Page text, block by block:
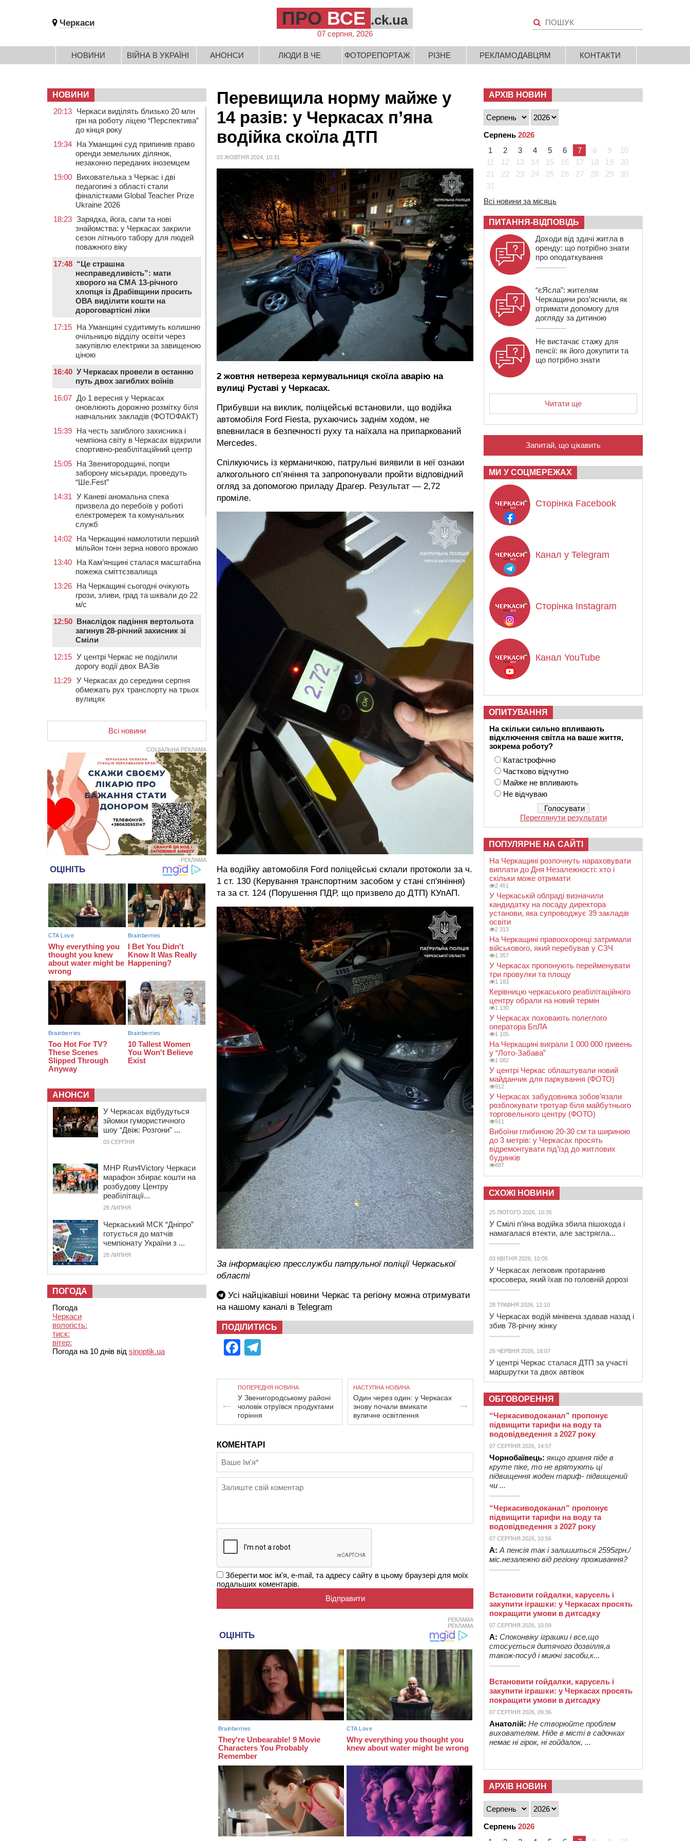
Черкаси ПРО ВСЕ .ck.ua
07 серпня, 2026
НОВИНИ ВІЙНА В УКРАЇНІ АНОНСИ ЛЮДИ В ЧЕ ФОТОРЕПОРТАЖ РІЗНЕ РЕКЛАМОДАВЦЯМ КОНТАКТИ
Перевищила норму майже у
14 разів: у Черкасах п’яна
водійка скоїла ДТП
03 ЖОВТНЯ 2024, 10:31
2 жовтня нетвереза кермувальниця скоїла аварію на
вулиці Руставі у Черкасах.
Прибувши на виклик, поліцейські встановили, що водійка
автомобіля Ford Fiesta, рухаючись заднім ходом, не
впевнилася в безпечності руху та наїхала на припаркований
Mercedes.
Спілкуючись із керманичкою, патрульні виявили в неї ознаки
алкогольного сп’яніння та запропонували пройти відповідний
огляд за допомогою приладу Драгер. Результат — 2,72
проміле.
На водійку автомобіля Ford поліцейські склали протоколи за ч.
1 ст. 130 (Керування транспортним засобом у стані сп'яніння)
та за ст. 124 (Порушення ПДР, що призвело до ДТП) КУпАП.
За інформацією пресслужби патрульної поліції Черкаської
області
Усі найцікавіші новини Черкас та регіону можна отримувати
на нашому каналі в Telegram
ПОДІЛИТИСЬ
Facebook
ПОПЕРЕДНЯ НОВИНА
У Звенигородському районі
чоловік отруївся продуктами
горіння
НАСТУПНА НОВИНА
Один через один: у Черкасах
знову почали вмикати
вуличне освітлення
КОМЕНТАРІ
Зберегти моє ім'я, e-mail, та адресу сайту в цьому браузері для моїх
подальших коментарів.
РЕКЛАМА
РЕКЛАМА
НОВИНИ
20:13 Черкаси виділять близько 20 млн
грн на роботу ліцею “Перспектива”
до кінця року
19:34 На Уманщині суд припинив право
оренди земельних ділянок,
незаконно переданих іноземцем
19:00 Вихователька з Черкас і дві
педагогині з області стали
фіналістками Global Teacher Prize
Ukraine 2026
18:23 Зарядка, йога, сапи та нові
знайомства: у Черкасах закрили
сезон літнього табору для людей
поважного віку
17:48 “Це страшна
несправедливість”: мати
хворого на СМА 13-річного
хлопця із Драбівщини просить
ОВА виділити кошти на
дороговартісні ліки
17:15 На Уманщині судитимуть колишню
очільницю відділу освіти через
закупівлю електрики за завищеною
ціною
16:40 У Черкасах провели в останню
путь двох загиблих воїнів
16:07 До 1 вересня у Черкасах
оновлюють дорожню розмітку біля
навчальних закладів (ФОТОФАКТ)
15:39 На честь загиблого захисника і
чемпіона світу в Черкасах відкрили
спортивно-реабілітаційний центр
15:05 На Звенигородщині, попри
заборону міськради, проведуть
“Ше.Fest”
14:31 У Каневі аномальна спека
призвела до перебоїв у роботі
електромереж та комунальних
служб
14:02 На Черкащині намолотили перший
мільйон тонн зерна нового врожаю
13:40 На Кам’янщині сталася масштабна
пожежа сміттєзвалища
13:26 На Черкащині сьогодні очікують
грози, зливи, град та шквали до 22
м/с
12:50 Внаслідок падіння вертольота
загинув 28-річний захисник зі
Сміли
12:15 У центрі Черкас не поділили
дорогу водії двох ВАЗів
11:29 У Черкасах до середини серпня
обмежать рух транспорту на трьох
вулицях
збільшилась уп’ятеро з початку
повномасштабної війни
У Черкасах водій Audi Q5
спричинив аварію, не пропустивши
інший кросовер
09:42 “Черкасиводоканал” пропонує
підвищити тарифи на воду та
водовідведення з 2027 року
09:08
Встановити гойдалки, карусель і
закупити іграшки: у Черкасах
просять покращити умови в
дитсадку
громаду повертається полеглий
07:30
Понад 968 мільйонів гривень
земельного податку сплатили на
Черкащині
06 СЕРПНЯ 2026, ЧЕТВЕР
21:13 Вісім медалей, з яких чотири
золоті: черкаські спортсмени
тріумфували на чемпіонаті України
20:31
протримається ще день
Всі новини
СОЦІАЛЬНА РЕКЛАМА
РЕКЛАМА
АНОНСИ
У Черкасах відбудуться
зйомки гумористичного
шоу “Двіж: Розгони” ...
03 СЕРПНЯ
MHP Run4Victory Черкаси
марафон збирає кошти на
розбудову Центру
реабілітації...
28 ЛИПНЯ
Черкаський МСК “Дніпро”
готується до матчів
чемпіонату України з ...
28 ЛИПНЯ
ПОГОДА
Погода
Черкаси
вологість:
тиск:
вітер:
Погода на 10 днів від sinoptik.ua
АРХІВ НОВИН
Серпень 2026
1
2 3 4 5 6 7 8 9
10
11
12 13 14 15 16 17 18 19
20
21
22 23 24 25 26 27 28 29
30
31
Всі новини за місяць
ПИТАННЯ-ВІДПОВІДЬ
Доходи від здачі житла в
оренду: що потрібно знати
про оподаткування
“єЯсла”: жителям
Черкащини роз’яснили, як
отримати допомогу для
догляду за дитиною
Не вистачає стажу для
пенсії: як його докупити та
що потрібно знати
Читати ще
Запитай, що цікавить
МИ У СОЦМЕРЕЖАХ
Сторінка Facebook
Канал у Telegram
Сторінка Instagram
Канал YouTube
ОПИТУВАННЯ
На скільки сильно впливають
відключення світла на ваше життя,
зокрема роботу?
Катастрофічно
Частково відчутно
Майже не впливають
Не відчуваю
Переглянути результати
ПОПУЛЯРНЕ НА САЙТІ
На Черкащині розпочнуть нараховувати
виплати до Дня Незалежності: хто і
скільки може отримати
2 451
У Черкаській облраді визначили
кандидатку на посаду директора
установи, яка супроводжує 39 закладів
освіти
2 313
На Черкащині правоохоронці затримали
військового, який перебував у СЗЧ
1 357
У Черкасах пропонують перейменувати
три провулки та площу
1 183
Керівницю черкаського реабілітаційного
центру обрали на новий термін
1 130
У Черкасах поховають полеглого
оператора БпЛА
1 105
На Черкащині виграли 1 000 000 гривень
у “Лото-Забава”
1 082
У центрі Черкас облаштували новий
майданчик для паркування (ФОТО)
912
У Черкасах забудовника зобов’язали
розблокувати тротуар біля майбутнього
торговельного центру (ФОТО)
911
Вибоїни глибиною 20-30 см та шириною
до 3 метрів: у Черкасах просять
відремонтувати під’їзд до житлових
будинків
887
СХОЖІ НОВИНИ
25 ЛЮТОГО 2026, 10:35
У Смілі п’яна водійка збила пішохода і
намагалася втекти, але застрягла...
03 КВІТНЯ 2026, 10:05
У Черкасах легковик протаранив
кросовера, який їхав по головній дорозі
28 ТРАВНЯ 2026, 12:10
У Черкасах водій мінівена здавав назад і
збив 78-річну жінку
26 ЧЕРВНЯ 2026, 18:07
У центрі Черкас сталася ДТП за участі
маршрутки та двох автівок
ОБГОВОРЕННЯ
“Черкасиводоканал” пропонує
підвищити тарифи на воду та
водовідведення з 2027 року
07 СЕРПНЯ 2026, 14:57
Чорнобаївець: якщо гривня піде в
круте піке, то не врятують ці
підвищення жоден тариф- підвищений
чи ...
“Черкасиводоканал” пропонує
підвищити тарифи на воду та
водовідведення з 2027 року
07 СЕРПНЯ 2026, 10:56
А: А пенсія так і залишиться 2595грн./
міс.незалежно від регіону проживання?
Встановити гойдалки, карусель і
закупити іграшки: у Черкасах просять
покращити умови в дитсадку
07 СЕРПНЯ 2026, 10:09
А: Споконвіку іграшки і все,що
стосується дитячого дозвілля,а
також-посуд і миючі засоби,к...
Встановити гойдалки, карусель і
закупити іграшки: у Черкасах просять
покращити умови в дитсадку
07 СЕРПНЯ 2026, 09:36
Анатолій: Не створюйте проблем
вихователям. Ніде в місті в садочках
немає ні гірок, ні гойдалок, ...
АРХІВ НОВИН
Серпень 2026